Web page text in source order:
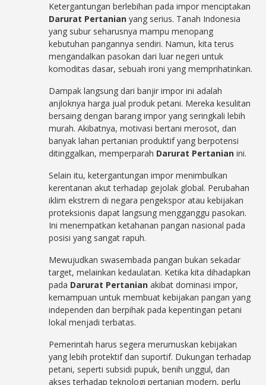
Ketergantungan berlebihan pada impor menciptakan
Darurat Pertanian yang serius. Tanah Indonesia
yang subur seharusnya mampu menopang
kebutuhan pangannya sendiri. Namun, kita terus
mengandalkan pasokan dari luar negeri untuk
komoditas dasar, sebuah ironi yang memprihatinkan.
Dampak langsung dari banjir impor ini adalah
anjloknya harga jual produk petani. Mereka kesulitan
bersaing dengan barang impor yang seringkali lebih
murah. Akibatnya, motivasi bertani merosot, dan
banyak lahan pertanian produktif yang berpotensi
ditinggalkan, memperparah Darurat Pertanian ini.
Selain itu, ketergantungan impor menimbulkan
kerentanan akut terhadap gejolak global. Perubahan
iklim ekstrem di negara pengekspor atau kebijakan
proteksionis dapat langsung mengganggu pasokan.
Ini menempatkan ketahanan pangan nasional pada
posisi yang sangat rapuh.
Mewujudkan swasembada pangan bukan sekadar
target, melainkan kedaulatan. Ketika kita dihadapkan
pada Darurat Pertanian akibat dominasi impor,
kemampuan untuk membuat kebijakan pangan yang
independen dan berpihak pada kepentingan petani
lokal menjadi terbatas.
Pemerintah harus segera merumuskan kebijakan
yang lebih protektif dan suportif. Dukungan terhadap
petani, seperti subsidi pupuk, benih unggul, dan
akses terhadap teknologi pertanian modern, perlu